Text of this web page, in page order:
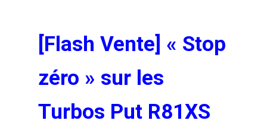
[Flash Vente] « Stop
zéro » sur les
Turbos Put R81XS